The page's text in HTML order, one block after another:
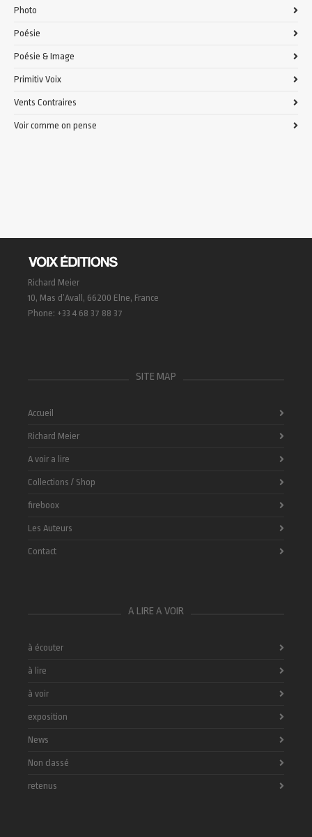
Photo
Poésie
Poésie & Image
Primitiv Voix
Vents Contraires
Voir comme on pense
Richard Meier
10, Mas d’Avall, 66200 Elne, France
Phone: +33 4 68 37 88 37
SITE MAP
Accueil
Richard Meier
A voir a lire
Collections / Shop
fireboox
Les Auteurs
Contact
A LIRE A VOIR
à écouter
à lire
à voir
exposition
News
Non classé
retenus